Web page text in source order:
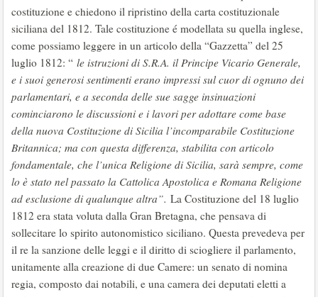
costituzione e chiedono il ripristino della carta costituzionale
siciliana del 1812. Tale costituzione é modellata su quella inglese,
come possiamo leggere in un articolo della “Gazzetta” del 25
luglio 1812: “ le istruzioni di S.R.A. il Principe Vicario Generale,
e i suoi generosi sentimenti erano impressi sul cuor di ognuno dei
parlamentari, e a seconda delle sue sagge insinuazioni
cominciarono le discussioni e i lavori per adottare come base
della nuova Costituzione di Sicilia l’incomparabile Costituzione
Britannica; ma con questa differenza, stabilita con articolo
fondamentale, che l’unica Religione di Sicilia, sarà sempre, come
lo è stato nel passato la Cattolica Apostolica e Romana Religione
ad esclusione di qualunque altra”. La Costituzione del 18 luglio
1812 era stata voluta dalla Gran Bretagna, che pensava di
sollecitare lo spirito autonomistico siciliano. Questa prevedeva per
il re la sanzione delle leggi e il diritto di sciogliere il parlamento,
unitamente alla creazione di due Camere: un senato di nomina
regia, composto dai notabili, e una camera dei deputati eletti a